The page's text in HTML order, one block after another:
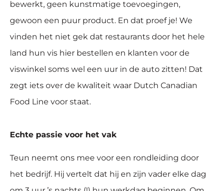
bewerkt, geen kunstmatige toevoegingen,
gewoon een puur product. En dat proef je! We
vinden het niet gek dat restaurants door het hele
land hun vis hier bestellen en klanten voor de
viswinkel soms wel een uur in de auto zitten! Dat
zegt iets over de kwaliteit waar Dutch Canadian
Food Line voor staat.
Echte passie voor het vak
Teun neemt ons mee voor een rondleiding door
het bedrijf. Hij vertelt dat hij en zijn vader elke dag